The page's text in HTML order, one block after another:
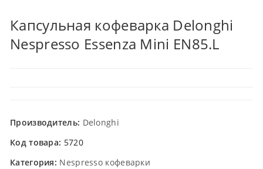
Капсульная кофеварка Delonghi
Nespresso Essenza Mini EN85.L
Производитель: Delonghi
Код товара: 5720
Категория: Nespresso кофеварки